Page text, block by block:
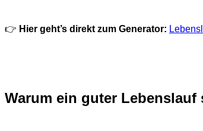
👉 Hier geht’s direkt zum Generator:
Warum ein guter